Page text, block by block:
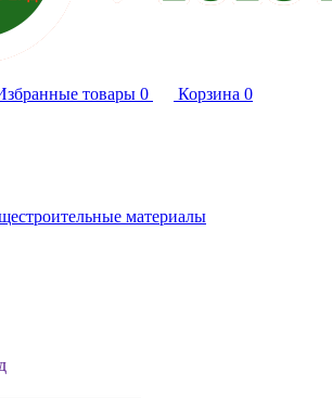
товары 0 Корзина 0
материалы